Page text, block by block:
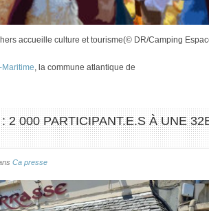
accueille culture et tourisme(© DR/Camping
, la commune atlantique de
2 000 PARTICIPANT.E.S À UNE
Ca presse